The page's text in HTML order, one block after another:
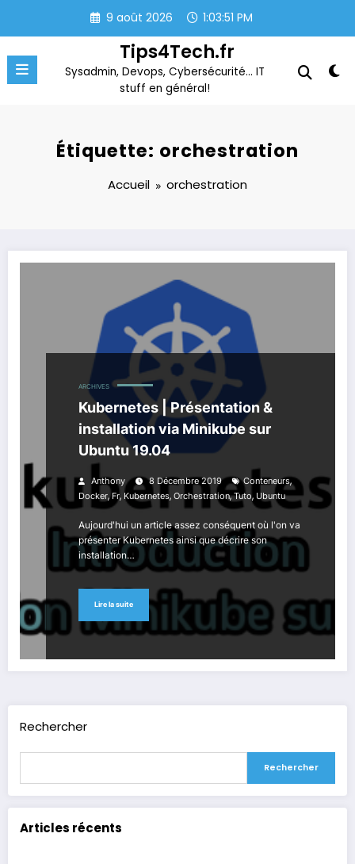
contenu
9 août 2026 1:03:51 PM
Tips4Tech.fr
Sysadmin, Devops, Cybersécurité… IT
stuff en général!
Étiquette: orchestration
Accueil orchestration
ARCHIVES
Kubernetes | Présentation &
installation via Minikube sur
Ubuntu 19.04
Anthony 8 Décembre 2019 Conteneurs,
Docker,Fr, Kubernetes, Orchestration,Tuto, Ubuntu
Aujourd'hui un article assez conséquent où l'on va
présenter Kubernetes ainsi que décrire son
installation…
Lire la suite
Rechercher
Rechercher
Articles récents